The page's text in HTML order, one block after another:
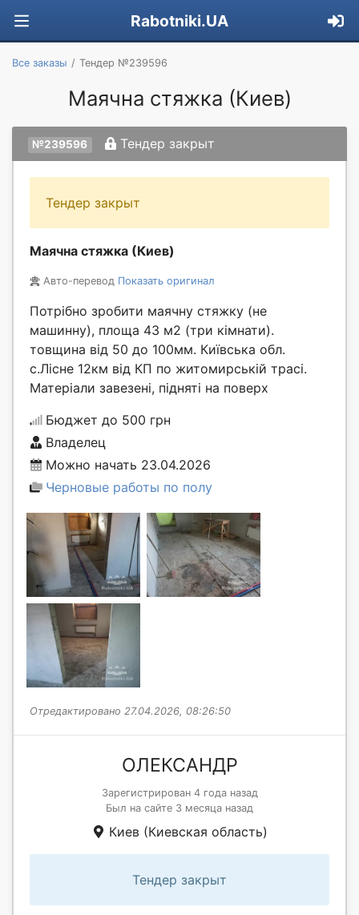
Rabotniki.UA
Все заказы Тендер №239596
Маячна стяжка (Киев)
№239596 Тендер закрыт
Тендер закрыт
Маячна стяжка (Киев)
Авто-перевод Показать оригинал
Потрібно зробити маячну стяжку (не
машинну), площа 43 м2 (три кімнати).
товщина від 50 до 100мм. Київська обл.
с.Лісне 12км від КП по житомирській трасі.
Матеріали завезені, підняті на поверх
Бюджет до 500 грн
Владелец
Можно начать 23.04.2026
Черновые работы по полу
Отредактировано 27.04.2026, 08:26:50
ОЛЕКСАНДР
Зарегистрирован 4 года назад
Был на сайте 3 месяца назад
Киев (Киевская область)
Тендер закрыт